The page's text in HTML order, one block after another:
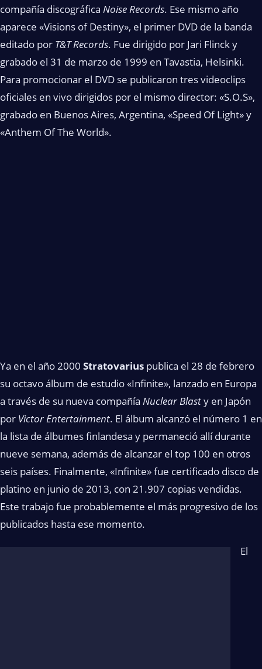
compañía discográfica Noise Records. Ese mismo año
aparece «Visions of Destiny», el primer DVD de la banda
editado por T&T Records. Fue dirigido por Jari Flinck y
grabado el 31 de marzo de 1999 en Tavastia, Helsinki.
Para promocionar el DVD se publicaron tres videoclips
oficiales en vivo dirigidos por el mismo director: «S.O.S»,
grabado en Buenos Aires, Argentina, «Speed Of Light» y
«Anthem Of The World».
Ya en el año 2000 Stratovarius publica el 28 de febrero
su octavo álbum de estudio «Infinite», lanzado en Europa
a través de su nueva compañía Nuclear Blasty en Japón
por Victor Entertainment. El álbum alcanzó el número 1 en
la lista de álbumes finlandesa y permaneció allí durante
nueve semana, además de alcanzar el top 100 en otros
seis países. Finalmente, «Infinite» fue certificado disco de
platino en junio de 2013, con 21.907 copias vendidas.
Este trabajo fue probablemente el más progresivo de los
publicados hasta ese momento.
El